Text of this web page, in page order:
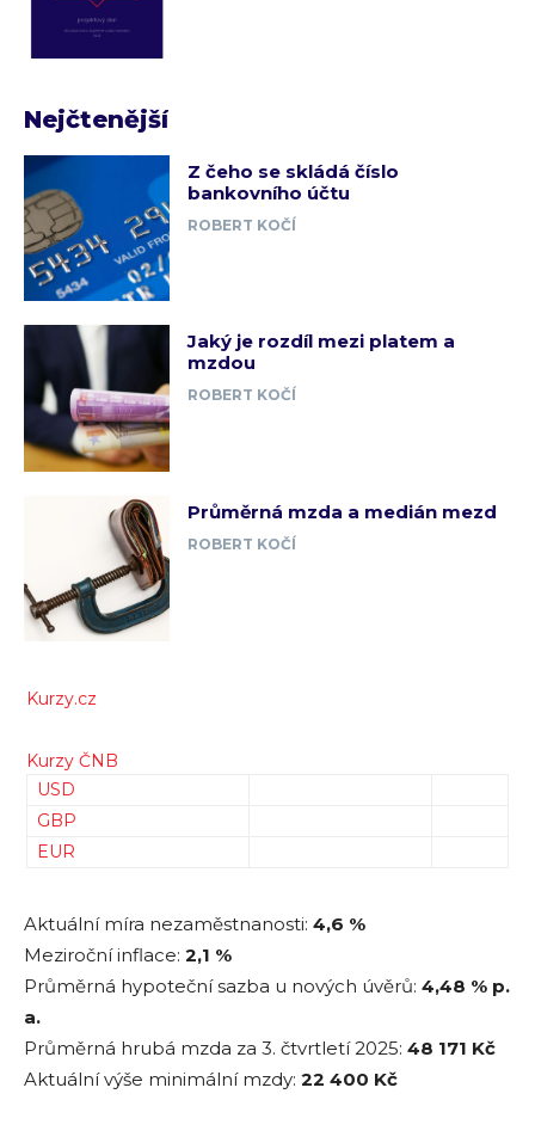
Nejčtenější
Z čeho se skládá číslo
bankovního účtu
ROBERT KOČÍ
Jaký je rozdíl mezi platem a
mzdou
ROBERT KOČÍ
Průměrná mzda a medián mezd
ROBERT KOČÍ
Kurzy.cz
Kurzy ČNB
USD
GBP
EUR
Aktuální míra nezaměstnanosti: 4,6 %
Meziroční inflace: 2,1 %
Průměrná hypoteční sazba u nových úvěrů: 4,48 % p.
a.
Průměrná hrubá mzda za 3. čtvrtletí 2025: 48 171 Kč
Aktuální výše minimální mzdy: 22 400 Kč